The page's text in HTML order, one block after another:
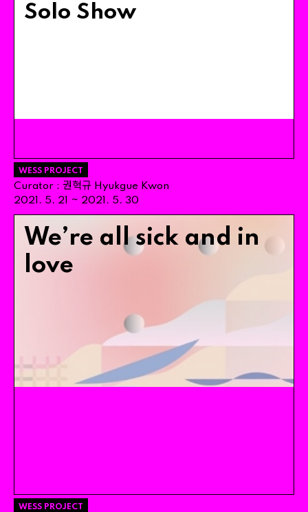
Solo Show
WESS PROJECT
Curator : 권혁규 Hyukgue Kwon
2021 . 5. 21 ~ 2021 . 5. 30
We’re all sick and in
love
WESS PROJECT